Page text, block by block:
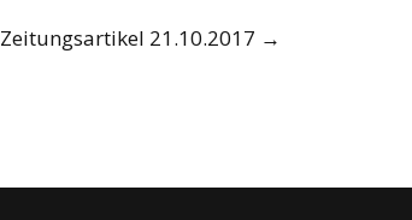
Zeitungsartikel 21.10.2017 →